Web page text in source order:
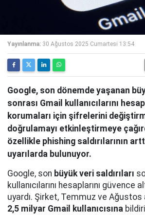
Yayınlanma: 30 Ağustos 2025 Cumartesi 13:54
Google, son dönemde yaşanan
sonrası Gmail kullanıcılarını
korumaları için şifrelerini
doğrulamayı etkinleştirmeye
özellikle phishing saldırılarının
uyarılarda bulunuyor.
Google, son büyük veri saldırıları
kullanıcılarını hesaplarını güvence
uyardı. Şirket, Temmuz ve Ağustos
2,5 milyar Gmail kullanıcısına